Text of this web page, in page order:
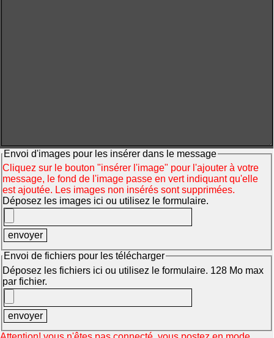
Envoi d'images pour les insérer dans le message
Cliquez sur le bouton "insérer l'image" pour l'ajouter à votre
message, le fond de l'image passe en vert indiquant qu'elle
est ajoutée. Les images non insérés sont supprimées.
Déposez les images ici ou utilisez le formulaire.
Envoi de fichiers pour les télécharger
Déposez les fichiers ici ou utilisez le formulaire. 128 Mo max
par fichier.